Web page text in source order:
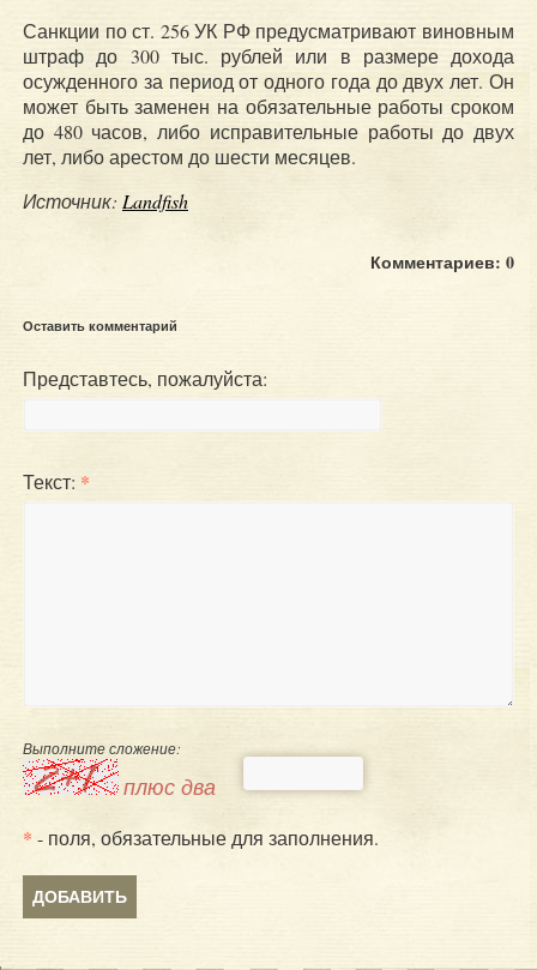
Санкции по ст. 256 УК РФ предусматривают виновным
штраф до 300 тыс. рублей или в размере дохода
осужденного за период от одного года до двух лет. Он
может быть заменен на обязательные работы сроком
до 480 часов, либо исправительные работы до двух
лет, либо арестом до шести месяцев.
Источник: Landfish
Комментариев: 0
Оставить комментарий
Представтесь, пожалуйста:
Текст: *
Выполните сложение:
плюс два
* - поля, обязательные для заполнения.